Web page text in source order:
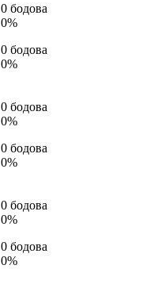
0 бодова
0%
0 бодова
0%
0 бодова
0%
0 бодова
0%
0 бодова
0%
0 бодова
0%